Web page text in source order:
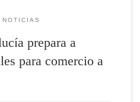
NOTICIAS
prepara a
para comercio a